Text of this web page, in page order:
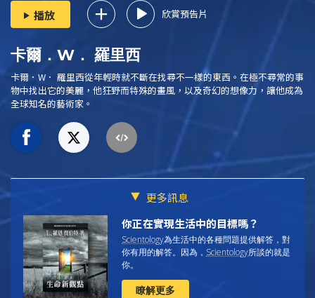
播放 欣賞預告片
卡爾．W． 羅里西
卡爾．W． 羅里西從年輕時就不斷在找尋不一樣的東西。在極不尋常的事
物中找出它的美麗，他狂野而特殊的畫風，以及奇幻的想像力，讓他成為
全球知名的藝術家。
更多訊息
你正在實現生活中的目標嗎？
Scientology為生活中的各種問題提供解答，對
你有用的解答。因為， Scientology所談的就是
你。
瞭解更多